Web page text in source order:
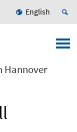
English
Hannover